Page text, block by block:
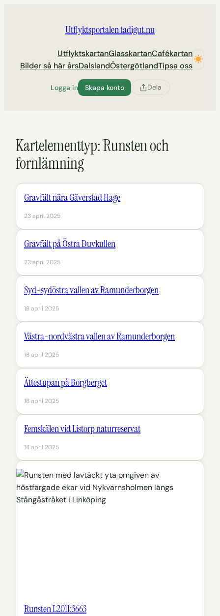
Utflyktsportalen tadigut.nu
UtflyktskartanGlasskartanCafékartan
Bilder så här årsDalslandÖstergötlandTipsa oss
Logga in Skapa konto Dela
Kartelementtyp:Runsten och
fornlämning
Gravfält nära Gäverstad Hage
23 april 2025
Gravfält på Östra Duvkullen
23 april 2025
Syd-sydöstra vallen av Ramunderborgen
18 april 2025
Västra-nordvästra vallen av Ramunderborgen
18 april 2025
Ättestupan på Borgberget
18 april 2025
Femskälen vid Listorp naturreservat
14 april 2025
Runsten L2011:3663